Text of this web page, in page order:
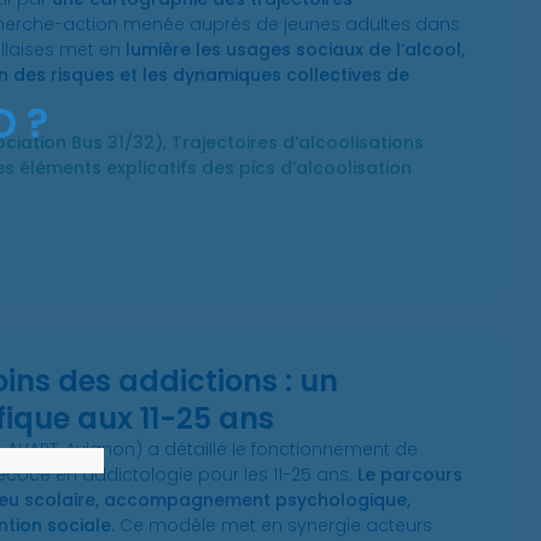
action menée auprès de jeunes adultes dans
met en lumière les usages sociaux de l’alcool,
des risques et les dynamiques collectives de
Bus 31/32), Trajectoires d’alcoolisations
éléments explicatifs des pics d’alcoolisation
des addictions : un
aux 11-25 ans
AVAPT, Avignon) a détaillé le fonctionnement de
en addictologie pour les 11-25 ans. Le parcours
scolaire, accompagnement psychologique,
sociale. Ce modèle met en synergie acteurs
?